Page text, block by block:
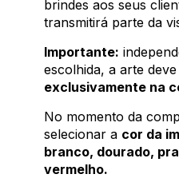
brindes aos seus
transmitirá parte da
Importante:
escolhida, a arte
exclusivamente na
No momento da
selecionar a cor da
branco, dourado,
vermelho.